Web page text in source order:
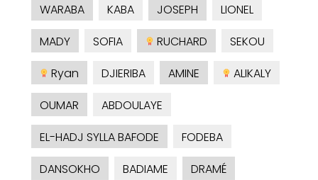
WARABA
KABA JOSEPH
LIONEL
MADY
SOFIA RUCHARD
SEKOU
Ryan
DJIERIBA AMINE
ALIKALY
OUMAR
ABDOULAYE
EL-HADJ SYLLA BAFODE
FODEBA
DANSOKHO
BADIAME
DRAMÉ